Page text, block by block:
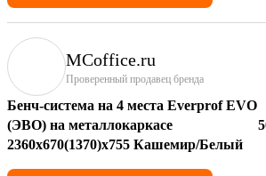
MCoffice.ru
Проверенный продавец бренда
Бенч-система на 4 места Everprof EVO
(ЭВО) на металлокаркасе
2360х670(1370)x755 Кашемир/Белый